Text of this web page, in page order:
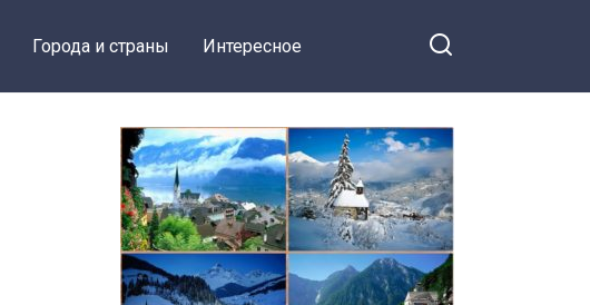
Города и страны Интересное